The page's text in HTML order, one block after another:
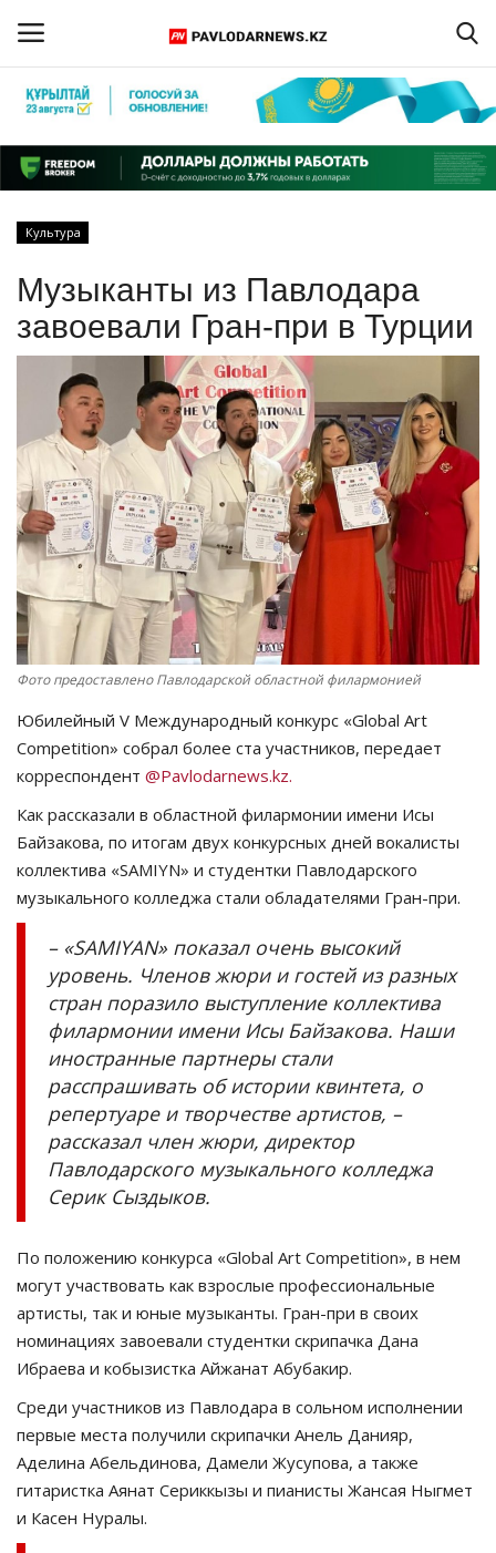
Регистрация
Главная
ПАВЛОДАРСКАЯ ОБЛАСТЬ
МИР
СПЕЦПРОЕКТЫ
СПОРТ
Чек-лист
РАЗВЛЕЧЕНИЯ
Курултай
Язык
Культура
Музыканты из Павлодара
завоевали Гран-при в Турции
Фото предоставлено Павлодарской областной филармонией
Юбилейный V Международный конкурс «Global Art
Competition» собрал более ста участников, передает
корреспондент @Pavlodarnews.kz.
Как рассказали в областной филармонии имени Исы
Байзакова, по итогам двух конкурсных дней вокалисты
коллектива «SAMIYN» и студентки Павлодарского
музыкального колледжа стали обладателями Гран-при.
– «SAMIYAN» показал очень высокий
уровень. Членов жюри и гостей из разных
стран поразило выступление коллектива
филармонии имени Исы Байзакова. Наши
иностранные партнеры стали
расспрашивать об истории квинтета, о
репертуаре и творчестве артистов, –
рассказал член жюри, директор
Павлодарского музыкального колледжа
Серик Сыздыков.
По положению конкурса «Global Art Competition», в нем
могут участвовать как взрослые профессиональные
артисты, так и юные музыканты. Гран-при в своих
номинациях завоевали студентки скрипачка Дана
Ибраева и кобызистка Айжанат Абубакир.
Среди участников из Павлодара в сольном исполнении
первые места получили скрипачки Анель Данияр,
Аделина Абельдинова, Дамели Жусупова, а также
гитаристка Аянат Сериккызы и пианисты Жансая Ныгмет
и Касен Нуралы.